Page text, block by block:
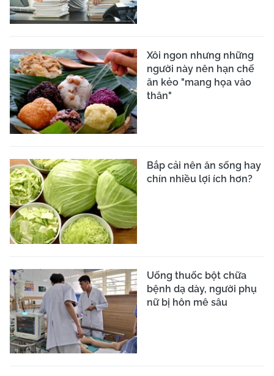
Xôi ngon nhưng những
người này nên hạn chế
ăn kẻo "mang họa vào
thân"
Bắp cải nên ăn sống hay
chín nhiều lợi ích hơn?
Uống thuốc bột chữa
bệnh dạ dày, người phụ
nữ bị hôn mê sâu